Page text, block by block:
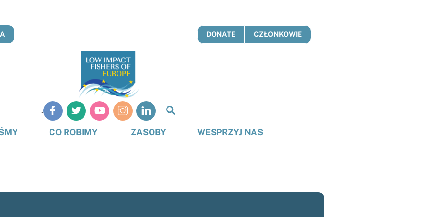
DONATE CZŁONKOWIE
.
stronie
CO ROBIMY ZASOBY WESPRZYJ NAS